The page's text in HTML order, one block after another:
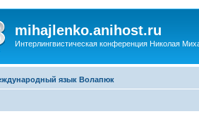
mihajlenko.anihost.ru
Интерлингвистическая конференция Николая
язык Волапюк